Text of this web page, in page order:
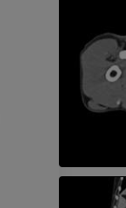
Cavallo – Miologia
Illustrazioni
Cavallo - Dita
Cavallo – Dito e